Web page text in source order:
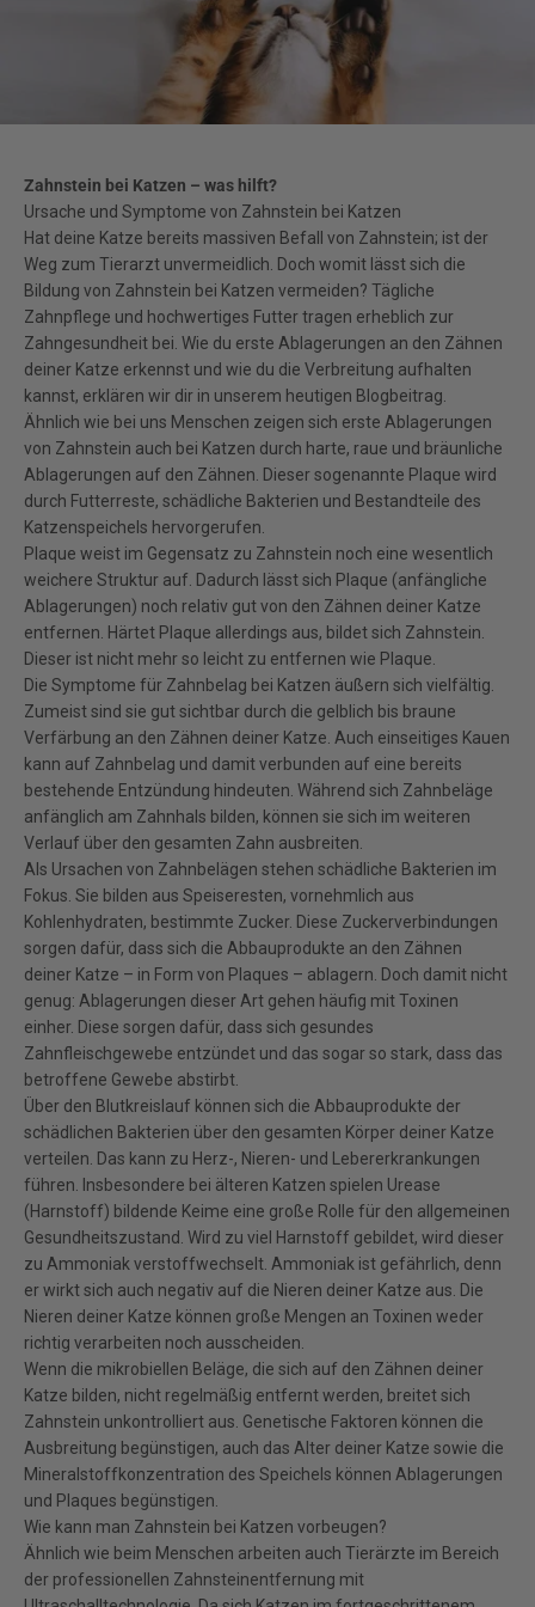
Zahnstein bei Katzen – was hilft?
Ursache und Symptome von Zahnstein bei Katzen
Hat deine Katze bereits massiven Befall von Zahnstein; ist der
Weg zum Tierarzt unvermeidlich. Doch womit lässt sich die
Bildung von Zahnstein bei Katzen vermeiden? Tägliche
Zahnpflege und hochwertiges Futter tragen erheblich zur
Zahngesundheit bei. Wie du erste Ablagerungen an den Zähnen
deiner Katze erkennst und wie du die Verbreitung aufhalten
kannst, erklären wir dir in unserem heutigen Blogbeitrag.
Ähnlich wie bei uns Menschen zeigen sich erste Ablagerungen
von Zahnstein auch bei Katzen durch harte, raue und bräunliche
Ablagerungen auf den Zähnen. Dieser sogenannte Plaque wird
durch Futterreste, schädliche Bakterien und Bestandteile des
Katzenspeichels hervorgerufen.
Plaque weist im Gegensatz zu Zahnstein noch eine wesentlich
weichere Struktur auf. Dadurch lässt sich Plaque (anfängliche
Ablagerungen) noch relativ gut von den Zähnen deiner Katze
entfernen. Härtet Plaque allerdings aus, bildet sich Zahnstein.
Dieser ist nicht mehr so leicht zu entfernen wie Plaque.
Die Symptome für Zahnbelag bei Katzen äußern sich vielfältig.
Zumeist sind sie gut sichtbar durch die gelblich bis braune
Verfärbung an den Zähnen deiner Katze. Auch einseitiges Kauen
kann auf Zahnbelag und damit verbunden auf eine bereits
bestehende Entzündung hindeuten. Während sich Zahnbeläge
anfänglich am Zahnhals bilden, können sie sich im weiteren
Verlauf über den gesamten Zahn ausbreiten.
Als Ursachen von Zahnbelägen stehen schädliche Bakterien im
Fokus. Sie bilden aus Speiseresten, vornehmlich aus
Kohlenhydraten, bestimmte Zucker. Diese Zuckerverbindungen
sorgen dafür, dass sich die Abbauprodukte an den Zähnen
deiner Katze – in Form von Plaques – ablagern. Doch damit nicht
genug: Ablagerungen dieser Art gehen häufig mit Toxinen
einher. Diese sorgen dafür, dass sich gesundes
Zahnfleischgewebe entzündet und das sogar so stark, dass das
betroffene Gewebe abstirbt.
Über den Blutkreislauf können sich die Abbauprodukte der
schädlichen Bakterien über den gesamten Körper deiner Katze
verteilen. Das kann zu Herz-, Nieren- und Lebererkrankungen
führen. Insbesondere bei älteren Katzen spielen Urease
(Harnstoff) bildende Keime eine große Rolle für den allgemeinen
Gesundheitszustand. Wird zu viel Harnstoff gebildet, wird dieser
zu Ammoniak verstoffwechselt. Ammoniak ist gefährlich, denn
er wirkt sich auch negativ auf die Nieren deiner Katze aus. Die
Nieren deiner Katze können große Mengen an Toxinen weder
richtig verarbeiten noch ausscheiden.
Wenn die mikrobiellen Beläge, die sich auf den Zähnen deiner
Katze bilden, nicht regelmäßig entfernt werden, breitet sich
Zahnstein unkontrolliert aus. Genetische Faktoren können die
Ausbreitung begünstigen, auch das Alter deiner Katze sowie die
Mineralstoffkonzentration des Speichels können Ablagerungen
und Plaques begünstigen.
Wie kann man Zahnstein bei Katzen vorbeugen?
Ähnlich wie beim Menschen arbeiten auch Tierärzte im Bereich
der professionellen Zahnsteinentfernung mit